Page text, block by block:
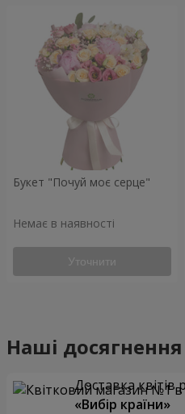
Букет "Почуй моє серце"
Немає в наявності
Уточнити
Наші досягнення
Доставка квітів
«Вибір країни»